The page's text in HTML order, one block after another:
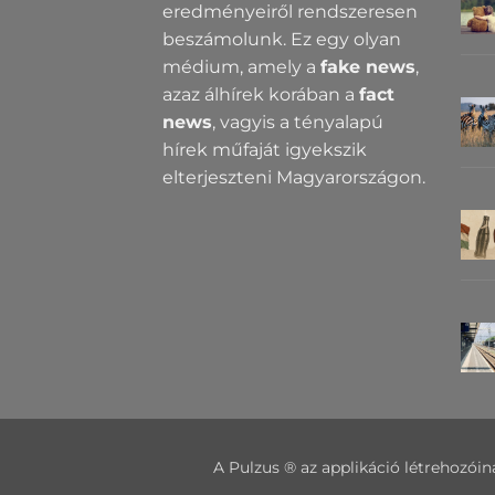
eredményeiről rendszeresen
beszámolunk. Ez egy olyan
médium, amely a fake news,
azaz álhírek korában a fact
news, vagyis a tényalapú
hírek műfaját igyekszik
elterjeszteni Magyarországon.
A Pulzus ® az applikáció